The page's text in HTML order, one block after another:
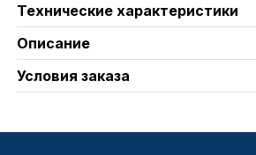
Технические характеристики
Описание
Условия заказа